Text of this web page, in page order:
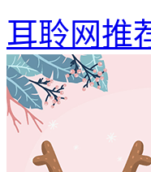
耳聆网推